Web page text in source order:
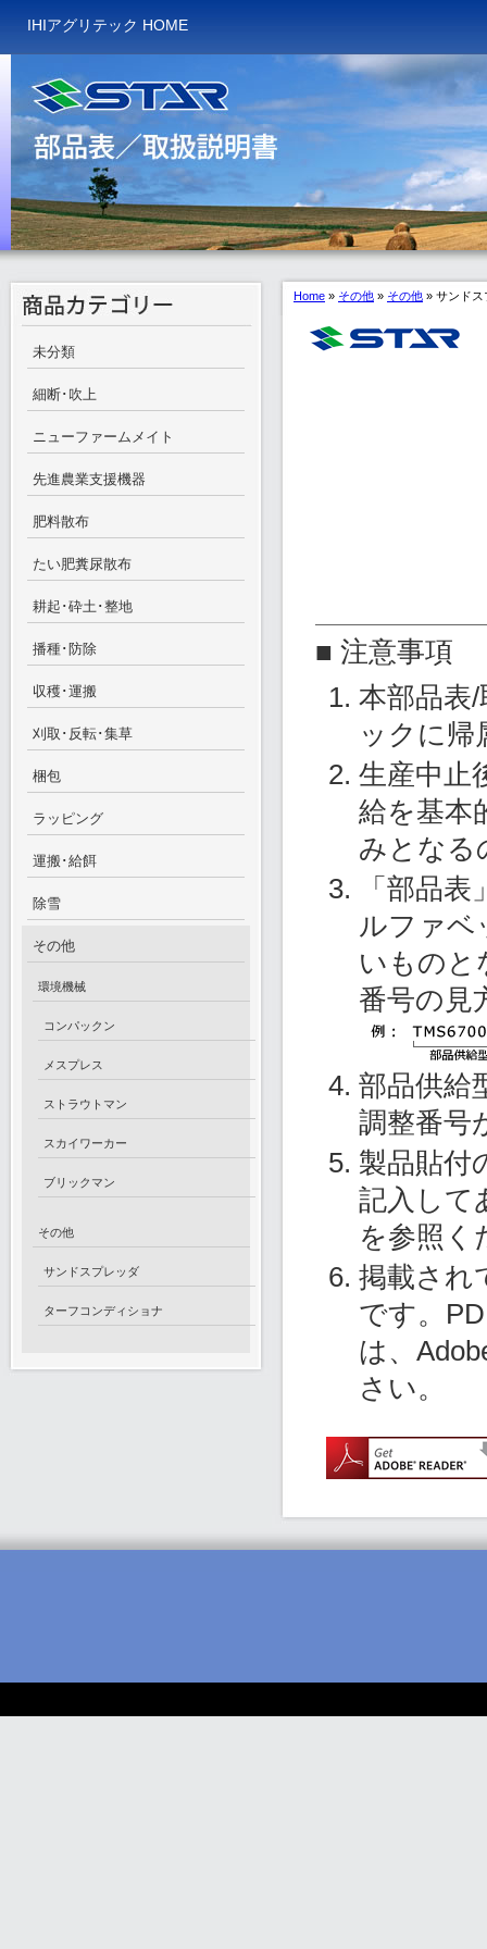
IHIアグリテック HOME
未分類
細断･吹上
ニューファームメイト
先進農業支援機器
肥料散布
たい肥糞尿散布
耕起･砕土･整地
播種･防除
収穫･運搬
刈取･反転･集草
梱包
ラッピング
運搬･給餌
除雪
その他
環境機械
コンパックン
メスプレス
ストラウトマン
スカイワーカー
ブリックマン
その他
サンドスプレッダ
ターフコンディショナ
Home » その他 » その他 » サンドス
■ 注意事項
本部品表
ックに帰
生産中止
給を基本
みとなる
「部品
ルファベ
いものと
番号の見
部品供給
調整番号
製品貼付
記入して
を参照く
掲載され
です。
は、
さい。